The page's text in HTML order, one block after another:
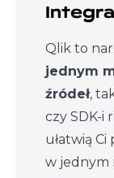
Qlik to
jednym
źródeł,
czy SDK-i
ułatwią
w jednym